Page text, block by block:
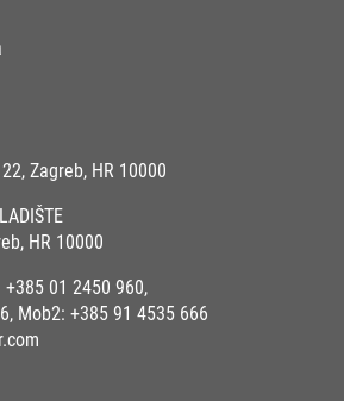
Zagreb, HR 10000
HR 10000
+385 01 2450 960,
, Mob2: +385 91 4535 666